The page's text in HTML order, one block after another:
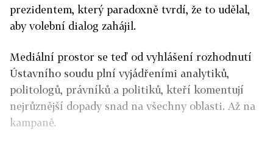
prezidentem, který paradoxně tvrdí, že to udělal,
aby volební dialog zahájil.
Mediální prostor se teď od vyhlášení rozhodnutí
Ústavního soudu plní vyjádřeními analytiků,
politologů, právníků a politiků, kteří komentují
nejrůznější dopady snad na všechny oblasti. Až na
kampaně.